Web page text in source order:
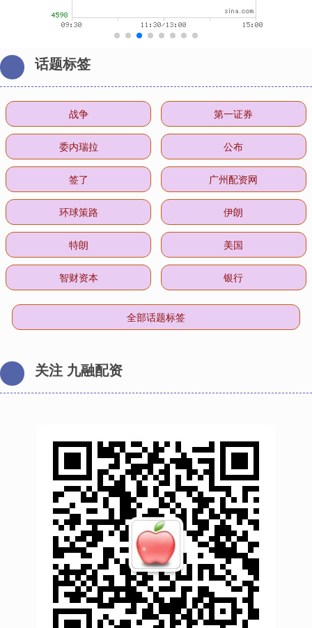
话题标签
战争 第一证券
委内瑞拉 公布
签了 广州配资网
环球策路 伊朗
特朗 美国
智财资本 银行
全部话题标签
关注 九融配资